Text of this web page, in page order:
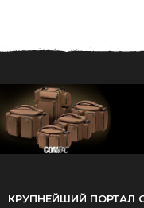
КРУПНЕЙШИЙ ПОРТАЛ